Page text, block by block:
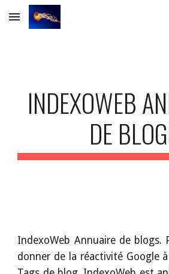
Skip to main content
INDEXOWEB
DE
IndexoWeb Annuaire de blogs.
donner de la réactivité Google